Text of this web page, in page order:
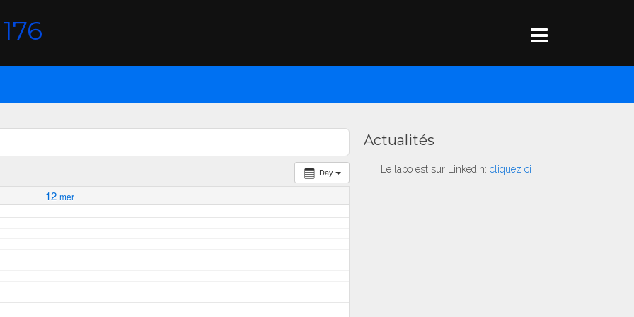
Day
12 mer
Actualités
Le labo est sur LinkedIn: cliquez ci